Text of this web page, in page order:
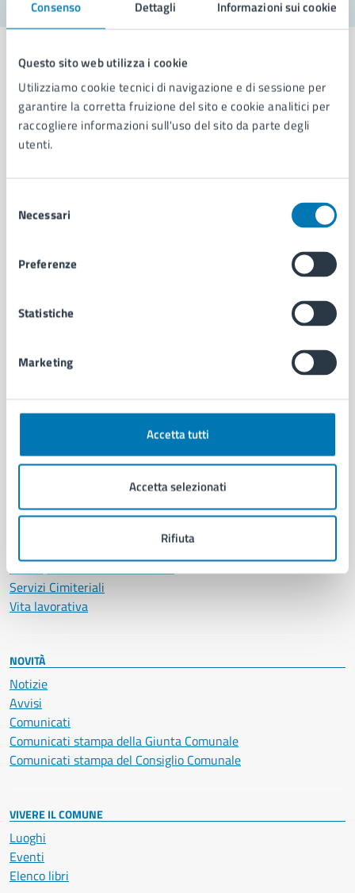
Consenso Dettagli Informazioni sui cookie
Questo sito web utilizza i cookie
Utilizziamo cookie tecnici di navigazione e di sessione per
garantire la corretta fruizione del sito e cookie analitici per
raccogliere informazioni sull'uso del sito da parte degli
utenti.
delNecessari
Preferenze
Statistiche
Marketing
Accetta tutti
Accetta selezionati
Rifiuta
Comune di Napoli
Organi di governo
Municipalità
Enti e fondazioni
Documenti e dati
Ambiente
Autorizzazioni
Cultura e tempo libero
Documenti e certificati
Educazione e formazione
Giustizia e sicurezza pubblica
Salute, benessere e assistenza
Servizi Cimiteriali
Vita lavorativa
NOVITÀ
Notizie
Avvisi
Comunicati
Comunicati stampa della Giunta Comunale
Comunicati stampa del Consiglio Comunale
VIVERE IL COMUNE
Luoghi
Eventi
Elenco libri